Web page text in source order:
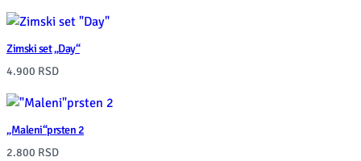
t
t
y
Zimski set „Day“
4.900 RSD
„Maleni“prsten 2
2.800 RSD